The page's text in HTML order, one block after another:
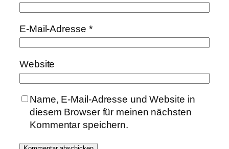
E-Mail-Adresse *
Website
Name, E-Mail-Adresse und Website in
diesem Browser für meinen nächsten
Kommentar speichern.